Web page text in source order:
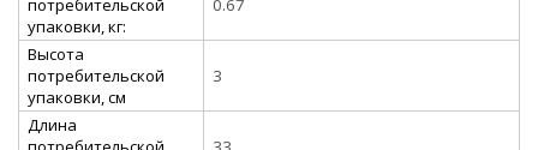
потребительской
упаковки, кг:
0.67
Высота
потребительской
упаковки, см
3
Длина